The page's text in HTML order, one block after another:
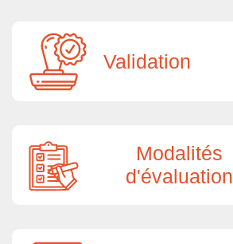
Validation
Modalités
d'évaluation